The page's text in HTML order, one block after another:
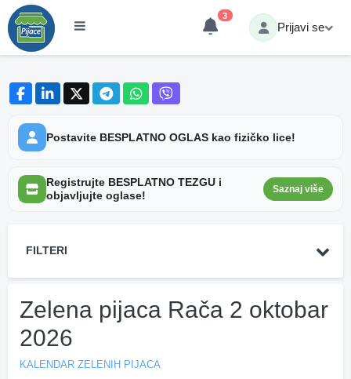
3
Prijavi se
Postavite BESPLATNO OGLAS kao fizičko lice!
Registrujte BESPLATNO TEZGU i
objavljujte oglase!
Saznaj više
FILTERI
Zelena pijaca Rača 2 oktobar
2026
KALENDAR ZELENIH PIJACA